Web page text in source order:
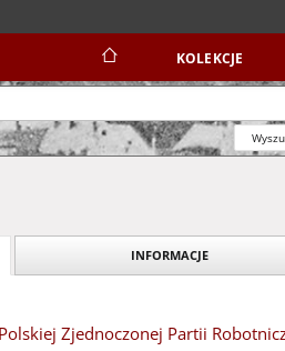
KOLEKCJE
INFORMACJE
Zjednoczonej Partii